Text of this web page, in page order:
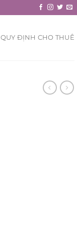
QUY ĐỊNH CHO THUÊ